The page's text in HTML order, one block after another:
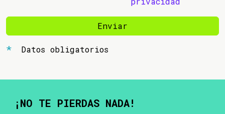
Enviar
Datos obligatorios
¡NO TE PIERDAS NADA!